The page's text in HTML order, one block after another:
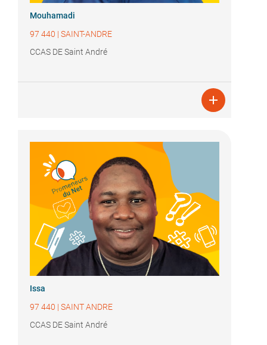
Mouhamadi
97 440 | SAINT-ANDRE
CCAS DE Saint André

Issa
97 440 | SAINT ANDRE
CCAS DE Saint André